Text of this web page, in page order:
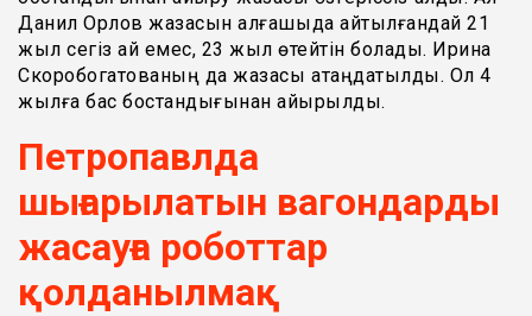
Данил Орлов жазасын алғашқыда айтылғандай 21
жыл сегіз ай емес, 23 жыл өтейтін болады. Ирина
Скоробогатованың да жазасы қатаңдатылды. Ол 4
жылға бас бостандығынан айырылды.
Петропавлда
шығарылатын вагондарды
жасауға роботтар
қолданылмақ